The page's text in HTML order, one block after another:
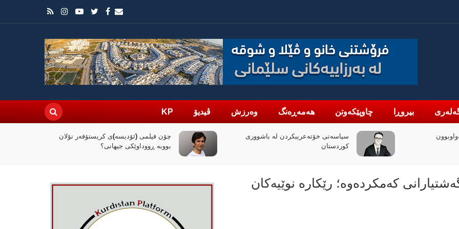
بیروڕا چاوپێکەوتن هەمەڕەنگ وەرزش ڤیدیۆ KP
سیاسەتی خۆتەعریبکردن لە باشووری
کوردستان
چۆن فیلمی (ئۆدیسە)ی کریستۆفەر نۆلان
بووبە ڕووداوێکی جیهانی؟
کەمکردەوە؛ رێکارە نوێیەکان